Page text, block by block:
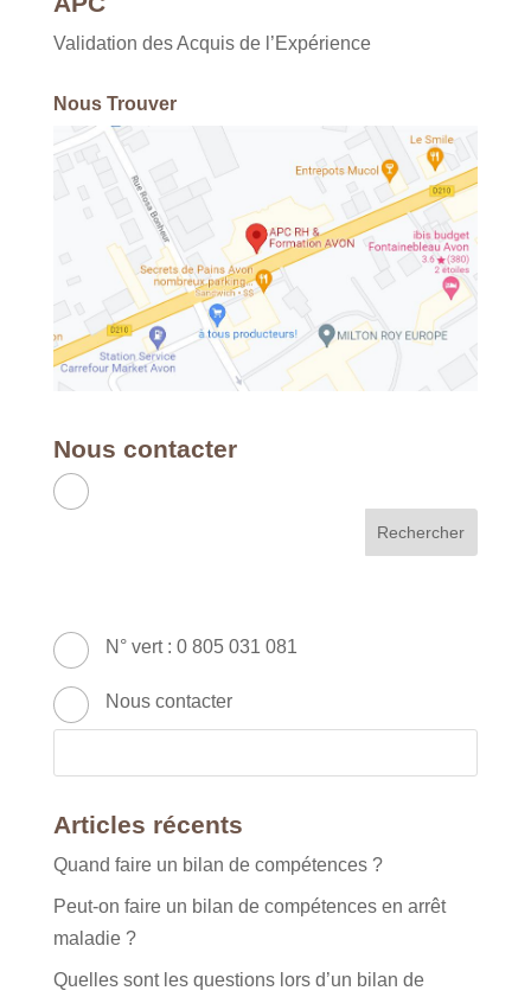
Validation des Acquis de l’Expérience
Nous Trouver
Nous contacter
49 Avenue Franklin Roosevelt - 77210
N° vert : 0 805 031 081
Nous contacter
Articles récents
Quand faire un bilan de compétences ?
Peut-on faire un bilan de compétences en arrêt
maladie ?
Quelles sont les questions lors d’un bilan de